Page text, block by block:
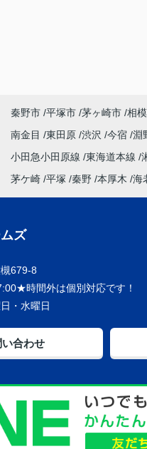
うございました。
秦野市 平塚市 茅ヶ崎市 相
南金目 東田原 渋沢 今宿 淵
小田急小田原線 東海道本線
茅ケ崎 平塚 秦野 本厚木 海
ズ
679-8
時間外は個別対応です！
・水曜日
い合わせ